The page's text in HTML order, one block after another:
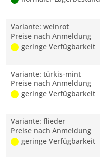
Variante: weinrot
Preise nach Anmeldung
geringe Verfügbarkeit
Variante: türkis-mint
Preise nach Anmeldung
geringe Verfügbarkeit
Variante: flieder
Preise nach Anmeldung
geringe Verfügbarkeit